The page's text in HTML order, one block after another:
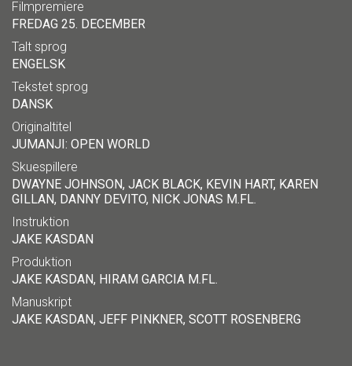
Filmpremiere
FREDAG 25. DECEMBER
Talt sprog
ENGELSK
Tekstet sprog
DANSK
Originaltitel
JUMANJI: OPEN WORLD
Skuespillere
DWAYNE JOHNSON, JACK BLACK, KEVIN HART, KAREN
GILLAN, DANNY DEVITO, NICK JONAS M.FL.
Instruktion
JAKE KASDAN
Produktion
JAKE KASDAN, HIRAM GARCIA M.FL.
Manuskript
JAKE KASDAN, JEFF PINKNER, SCOTT ROSENBERG